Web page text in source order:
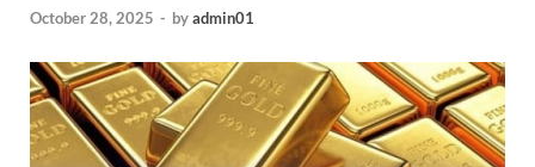
October 28, 2025 - byadmin01